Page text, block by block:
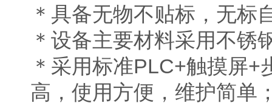
＊具备无物不贴标，无标
＊设备主要材料采用不锈
＊采用标准PLC+触摸屏
高，使用方便，维护简单